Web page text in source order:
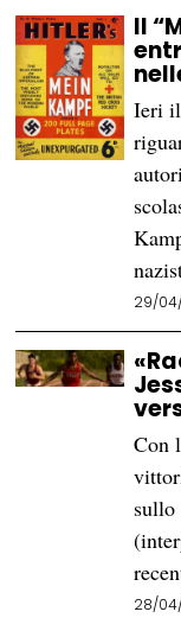
Il
Ieri il
29/
Con
sullo
28/